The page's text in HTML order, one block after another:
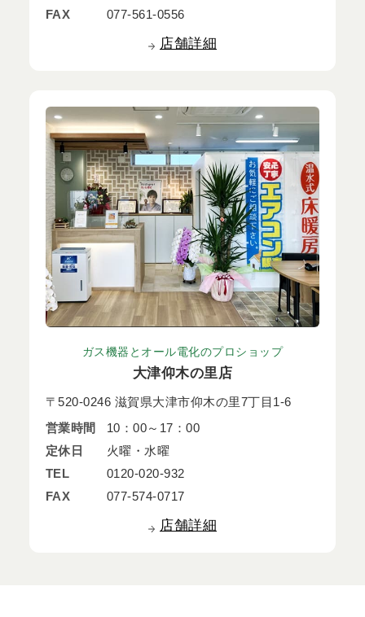
FAX
077-561-0556
店舗詳細
ガス機器とオール電化のプロショップ
大津仰木の里店
〒520-0246 滋賀県大津市仰木の里7丁目1-6
営業時間
10：00～17：00
定休日
火曜・水曜
TEL
0120-020-932
FAX
077-574-0717
店舗詳細